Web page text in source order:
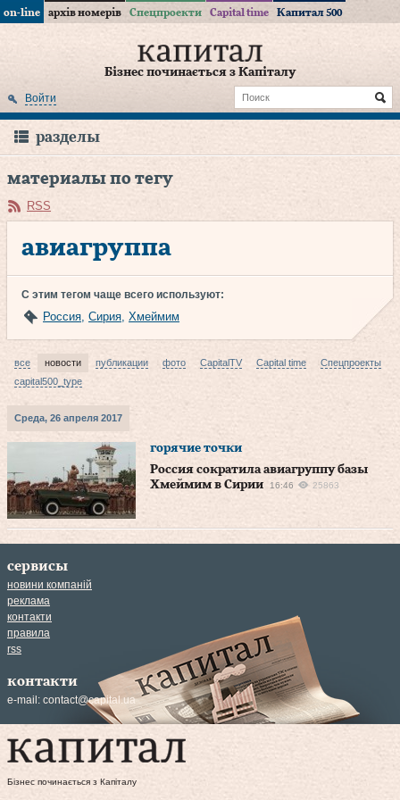
on-line архів номерів Спецпроекти Capital time Капитал 500
Бізнес починається з Капіталу
Войти
разделы
материалы по тегу
RSS
авиагруппа
С этим тегом чаще всего используют:
Россия, Сирия, Хмеймим
все новости публикации фото CapitalTV Capital time
Спецпроекты
capital500_type
Среда, 26 апреля 2017
горячие точки
Россия сократила авиагруппу базы
Хмеймим в Сирии
16:46 25863
сервисы
новини компаній
реклама
контакти
правила
rss
контакти
e-mail: contact@capital.ua
Бізнес починається з Капіталу